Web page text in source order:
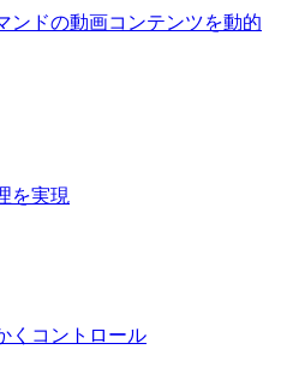
ンドの動画コンテンツを動的
を実現
くコントロール